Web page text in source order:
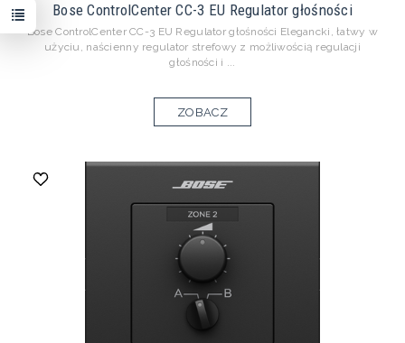
Bose ControlCenter CC-3 EU Regulator głośności
Bose ControlCenter CC-3 EU Regulator głośności Elegancki, łatwy w
użyciu, naścienny regulator strefowy z możliwością regulacji
głośności i ...
ZOBACZ